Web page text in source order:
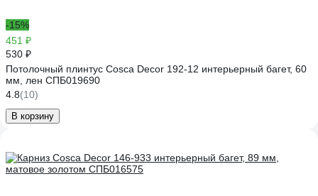
-15%
451 ₽
530 ₽
Потолочный плинтус Cosca Decor 192-12 интерьерный багет, 60
мм, лен СПБ019690
4.8(10)
В корзину